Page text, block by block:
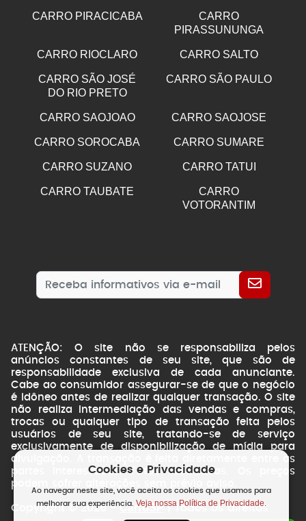
CARRO PIRACICABA
CARRO
PIRASSUNUNGA
CARRO RIOCLARO CARRO SALTO
CARRO SÃO JOSÉ
DO RIO PRETO
CARRO SÃO PAULO
CARRO SAOJOAO CARRO SAOJOSE
CARRO SOROCABA CARRO SUMARE
CARRO SUZANO CARRO TATUI
CARRO TAUBATE
CARRO
VOTORANTIM
ATENÇÃO: O site não se responsabiliza pelos
anúncios constantes de seu site, que são de
responsabilidade exclusiva de cada anunciante.
Cabe ao consumidor assegurar-se de que o negócio
é idôneo antes de realizar qualquer transação. O site
não realiza intermediação das vendas e compras,
trocas ou qualquer tipo de transação feita pelos
usuários de seu site, tratando-se de serviço
exclusivamente de disponibilização de mídia para
divulgação. A transação é feita diretamente entre as
partes interessadas. Fotos ilustrativas. Os preços
podem sofrer alterações sem prévio aviso.
Copyright © 2026 -CarroSP| Todos os direitos
Cookies e Privacidade
Ao navegar neste site, você aceita os cookies que usamos para
melhorar sua experiência.Veja nossa Política de Privacidade.